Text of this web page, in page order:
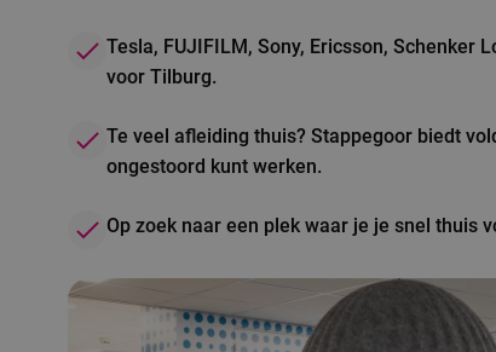
Tesla, FUJIFILM, Sony, Ericsson, Schenker
voor Tilburg.
Te veel afleiding thuis? Stappegoor biedt
ongestoord kunt werken.
Op zoek naar een plek waar je je snel thuis